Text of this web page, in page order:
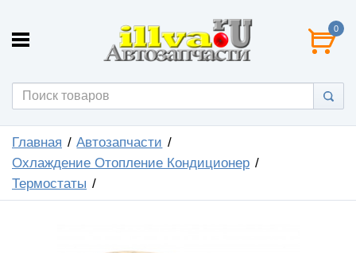
0
Главная
Автозапчасти
Охлаждение Отопление Кондиционер
Термостаты